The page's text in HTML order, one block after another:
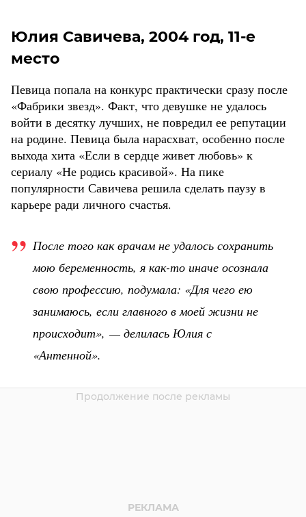
Юлия Савичева, 2004 год, 11-е
место
Певица попала на конкурс практически сразу после
«Фабрики звезд». Факт, что девушке не удалось
войти в десятку лучших, не повредил ее репутации
на родине. Певица была нарасхват, особенно после
выхода хита «Если в сердце живет любовь» к
сериалу «Не родись красивой». На пике
популярности Савичева решила сделать паузу в
карьере ради личного счастья.
После того как врачам не удалось сохранить
мою беременность, я как-то иначе осознала
свою профессию, подумала: «Для чего ею
занимаюсь, если главного в моей жизни не
происходит», — делилась Юлия с
«Антенной».